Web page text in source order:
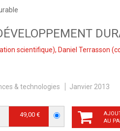
scientifique), Daniel Terrasson
& technologies Janvier 2013
49,00 €
AU